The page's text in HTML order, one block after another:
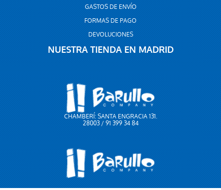
GASTOS DE ENVÍO
FORMAS DE PAGO
DEVOLUCIONES
NUESTRA TIENDA EN MADRID
CHAMBERÍ: SANTA ENGRACIA 131.
28003 / 91 399 34 84